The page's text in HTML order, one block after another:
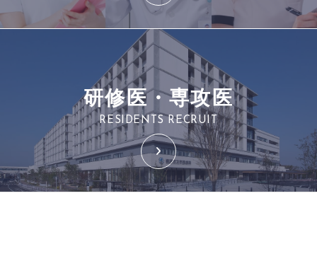
研修医・専攻医
RESIDENTS RECRUIT